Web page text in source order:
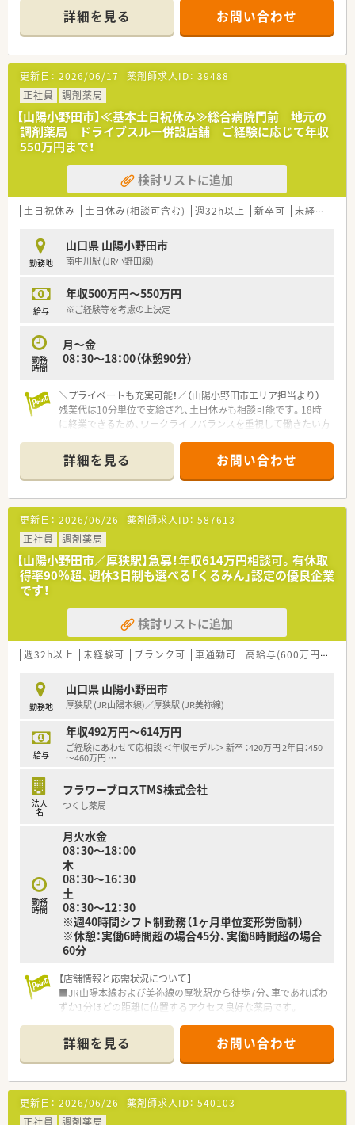
＊------------------------------------------＊
【店舗情報と応需状況について】
■小野田駅より車で7分ほどの場所に位置しており、無料駐車場
完備のため毎日のマイカー通勤が非常に快適です。
■近隣の西村内科医院より内科や消化器科の処方箋をメインに、
1日平均40枚ほどを安定して応需しています。
■1日の処方箋の7割から8割が午前中に集中するため、午後は比
較的ゆとりを持って業務に取り組める環境です。
【募集背景と求める人物像について】
■正社員の退職に伴う欠員補充、および将来の世代交代を見据え
た組織体制強化のための大変貴重な急募案件です。
■自動分包機などの機械化が進んでいるため、新しいシステムに
柔軟に対応できる若い世代の方を求めています。
■外来業務から在宅医療まで前向きに挑戦でき、周囲のスタッフ
【法人特徴について】
■1993年の医薬分業開始と同時に新規立ち上げを行い、長年に
■門前ドクターとは設立当初から非常に良好な関係を維持して
おり、業務における疑義照会も大変スムーズです。
織としてクリーンな労務管理を徹底しています。
【想定される業務内容】
ケアに直結する在宅医療業務全般を担当します。
■個人在宅13名、および30床の施設1箇所を対象に、社用車を使
用して調剤薬のセットや訪問管理指導を行います。
スケジュール管理を丁寧かつ正確に遂行します。
詳細を見る お問い合わせ
更新日： 2026/06/17 薬剤師求人ID： 39488
正社員
調剤薬局
【山陽小野田市】≪基本土日祝休み≫総合病院門前 地元の
調剤薬局 ドライブスルー併設店舗 ご経験に応じて年収
550万円まで！
検討リストに追加
土日祝休み 土日休み(相談可含む) 週32h以上 新卒可 未経験可
勤務地
山口県 山陽小野田市
南中川駅 (JR小野田線)
給与
年収500万円～550万円
※ご経験等を考慮の上決定
勤務
時間
月～金
08：30～18：00（休憩90分）
＼プライベートも充実可能！／（山陽小野田市エリア担当より）
残業代は10分単位で支給され、土日休みも相談可能です。18時
に終業できるため、ワークライフバランスを重視して働きたい方
【店舗情報と応需状況について】
■南中川駅より徒歩9分の好立地で、近隣にある総合病院から多
岐にわたる科目の処方箋を1日平均40枚程度応需しています。
■精神科や泌尿器科、産婦人科など幅広い科目に触れることがで
き、薬剤師として総合的な知識を深めることが可能な環境です。
■地域でも珍しいドライブスルー調剤を導入しており、多様な患
者様のニーズに対応しながら効率的な業務を実践している店舗
です。
■現在活躍中の正社員が海外留学へ出発するための欠員募集と
なっており、長期間にわたってチームに貢献できる方を求めてい
ます。
■総合病院門前という環境で、新しい知識を習得する意欲があ
します。
■年齢層としては30代から40代を想定しており、現場をリード
しながら地域医療の一翼を担ってくださる方を募集しておりま
す。
【法人特徴について】
■山陽小野田市や宇部市を中心に店舗展開を行っている法人で、
す。
■社長自身も現役の薬剤師として現場に立っており、従業員の働
ます。
■勤続30年以上のスタッフが在籍するなど定着率が非常に高
く、腰を据えて長く働き続けたい方にとって最適な就業環境と言
えます。
【職場環境と雰囲気】
■常勤薬剤師は30代の女性2名で構成されており、明るく活気の
ある雰囲気の中で互いに相談し合いながら業務を進めていま
す。
てサポートし合える環境があるため、中途入社の方も馴染みやす
いです。
■事務スタッフも複数名体制で配置されており、薬剤師が本来の
専門業務に専念できるよう、店舗全体で連携を密に取っていま
す。
詳細を見る お問い合わせ
更新日： 2026/06/26 薬剤師求人ID： 587613
正社員
調剤薬局
【山陽小野田市／厚狭駅】急募！年収614万円相談可。有休取
得率90％超、週休3日制も選べる「くるみん」認定の優良企業
です！
検討リストに追加
週32h以上 未経験可 ブランク可 車通勤可 高給与(600万円以上)
勤務地
山口県 山陽小野田市
厚狭駅 (JR山陽本線)／厚狭駅 (JR美祢線)
給与
年収492万円～614万円
ご経験にあわせて応相談 ＜年収モデル＞ 新卒 ：420万円 2年目：450
～460万円 …
法人
名
フラワーブロスTMS株式会社
つくし薬局
勤務
時間
月火水金
08：30～18：00
木
08：30～16：30
土
08：30～12：30
※週40時間シフト制勤務（1ヶ月単位変形労働制）
※休憩：実働6時間超の場合45分、実働8時間超の場合
60分
【店舗情報と応需状況について】
■JR山陽本線および美祢線の厚狭駅から徒歩7分、車であればわ
ずか1分ほどの距離に位置するアクセス良好な薬局です。
と多岐にわたり、1日平均80枚の処方箋を受け付けています。
■薬剤師は40代のベテラン層を中心に男性1名、女性2名の計3名
が在籍しており、事務スタッフ2名と協力して運営しています。
【募集背景と求める人物像について】
■今回は欠員補充に伴う急募案件となっており、即戦力として現
場を支えていただける経験者の方を積極的に採用しておりま
詳細を見る お問い合わせ
更新日： 2026/06/26 薬剤師求人ID： 540103
正社員
調剤薬局